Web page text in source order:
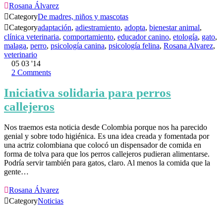
Rosana Álvarez
CategoryDe madres, niños y mascotas
Categoryadaptación, adiestramiento, adopta, bienestar animal,
clínica veterinaria, comportamiento, educador canino, etología, gato,
malaga, perro, psicología canina, psicología felina, Rosana Alvarez,
veterinario
05 03 '14
2 Comments
Iniciativa solidaria para perros
callejeros
Nos traemos esta noticia desde Colombia porque nos ha parecido
genial y sobre todo higiénica. Es una idea creada y fomentada por
una actriz colombiana que colocó un dispensador de comida en
forma de tolva para que los perros callejeros pudieran alimentarse.
Podría servir también para gatos, claro. Al menos la comida que la
gente…
Rosana Álvarez
CategoryNoticias